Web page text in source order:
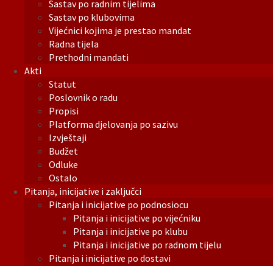
Sastav po radnim tijelima
Sastav po klubovima
Vijećnici kojima je prestao mandat
Radna tijela
Prethodni mandati
Akti
Statut
Poslovnik o radu
Propisi
Platforma djelovanja po sazivu
Izvještaji
Budžet
Odluke
Ostalo
Pitanja, inicijative i zaključci
Pitanja i inicijative po podnosiocu
Pitanja i inicijative po vijećniku
Pitanja i inicijative po klubu
Pitanja i inicijative po radnom tijelu
Pitanja i inicijative po dostavi